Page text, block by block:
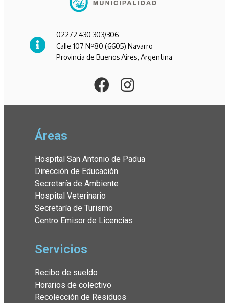
02272 430 303/306
Calle 107 Nº80 (6605) Navarro
Provincia de Buenos Aires, Argentina
Áreas
Hospital San Antonio de Padua
Dirección de Educación
Secretaría de Ambiente
Hospital Veterinario
Secretaría de Turismo
Centro Emisor de Licencias
Servicios
Recibo de sueldo
Horarios de colectivo
Recolección de Residuos